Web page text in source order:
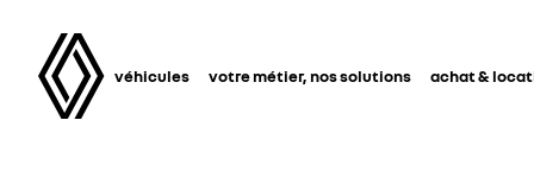
véhicules votre métier, nos solutions achat &